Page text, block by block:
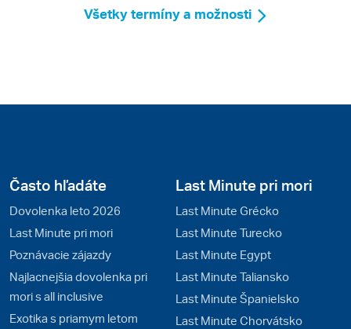
Všetky termíny a možnosti
Často hľadáte
Dovolenka leto 2026
Last Minute pri mori
Poznávacie zájazdy
Najlacnejšia dovolenka pri
mori s all inclusive
Exotika s priamym letom
Last Minute pri mori
Last Minute Grécko
Last Minute Turecko
Last Minute Egypt
Last Minute Taliansko
Last Minute Španielsko
Last Minute Chorvátsko